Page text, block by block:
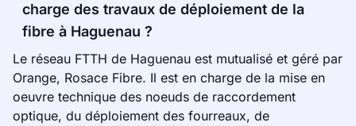
charge des travaux de déploiement de la
fibre à Haguenau ?
Le réseau FTTH de Haguenau est mutualisé et géré par
Orange, Rosace Fibre. Il est en charge de la mise en
oeuvre technique des noeuds de raccordement
optique, du déploiement des fourreaux, de